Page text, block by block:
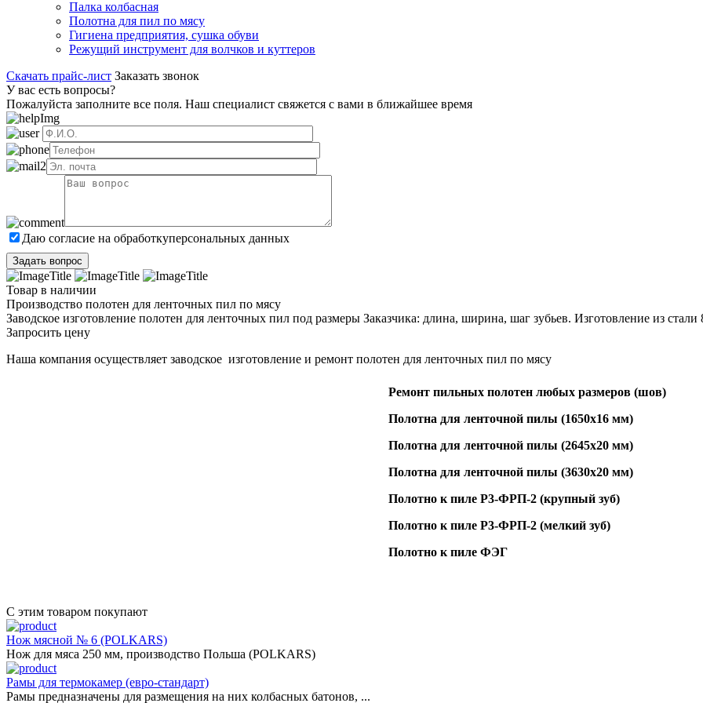
Палка колбасная
Полотна для пил по мясу
Гигиена предприятия, сушка обуви
Режущий инструмент для волчков и куттеров
Скачать прайс-лист Заказать звонок
У вас есть вопросы?
Пожалуйста заполните все поля. Наш специалист свяжется с вами в ближайшее время
Даю согласие на обработкуперсональных данных
Товар в наличии
Производство полотен для ленточных пил по мясу
Заводское изготовление полотен для ленточных пил под размеры Заказчика: длина, ширина, шаг зубьев. Изготовление из стали
Запросить цену
Наша компания осуществляет заводское изготовление и ремонт полотен для ленточных пил по мясу
Ремонт пильных полотен любых размеров (шов)
Полотна для ленточной пилы (1650х16 мм)
Полотна для ленточной пилы (2645х20 мм)
Полотна для ленточной пилы (3630х20 мм)
Полотно к пиле Р3-ФРП-2 (крупный зуб)
Полотно к пиле Р3-ФРП-2 (мелкий зуб)
Полотно к пиле ФЭГ
С этим товаром покупают
Нож мясной № 6 (POLKARS)
Нож для мяса 250 мм, производство Польша (POLKARS)
Рамы для термокамер (евро-стандарт)
Рамы предназначены для размещения на них колбасных батонов, ...